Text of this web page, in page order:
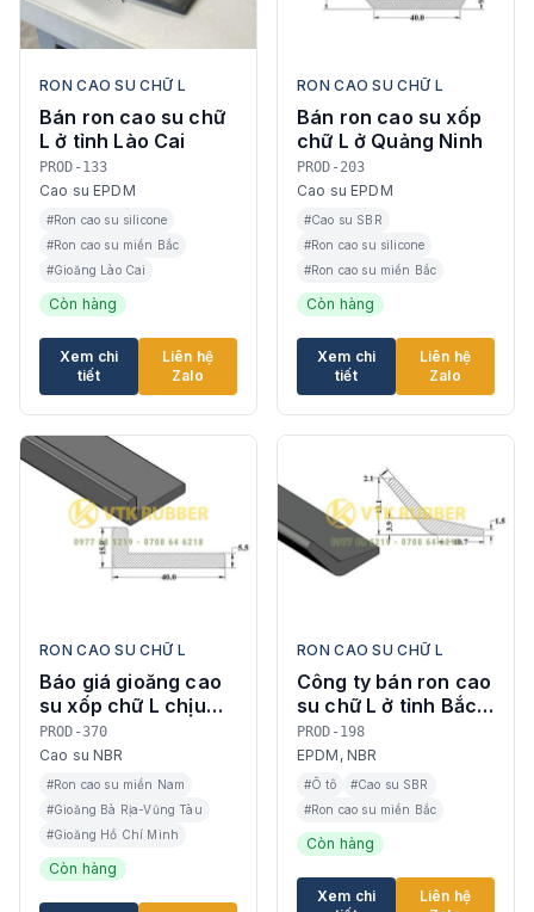
RON CAO SU CHỮ L
Bán ron cao su chữ
L ở tỉnh Lào Cai
PROD-133
Cao su EPDM
#Ron cao su silicone
#Ron cao su miền Bắc
#Gioăng Lào Cai
Còn hàng
Xem chi
tiết
Liên hệ
Zalo
RON CAO SU CHỮ L
Bán ron cao su xốp
chữ L ở Quảng Ninh
PROD-203
Cao su EPDM
#Cao su SBR
#Ron cao su silicone
#Ron cao su miền Bắc
Còn hàng
Xem chi
tiết
Liên hệ
Zalo
RON CAO SU CHỮ L
Báo giá gioăng cao
su xốp chữ L chịu
dầu ở Đồng Nai
PROD-370
Cao su NBR
#Ron cao su miền Nam
#Gioăng Bà Rịa-Vũng Tàu
#Gioăng Hồ Chí Minh
Còn hàng
RON CAO SU CHỮ L
Công ty bán ron cao
su chữ L ở tỉnh Bắc
Ninh
PROD-198
EPDM, NBR
#Ô tô
#Cao su SBR
#Ron cao su miền Bắc
Còn hàng
Xem chi
Liên hệ